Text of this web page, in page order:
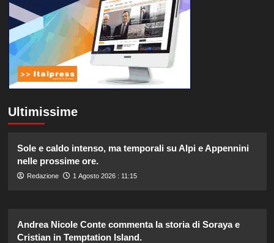
Ultimissime
Sole e caldo intenso, ma temporali su Alpi e Appennini
nelle prossime ore.
Redazione 1 Agosto 2026 : 11:15
Andrea Nicole Conte commenta la storia di Soraya e
Cristian in Temptation Island.